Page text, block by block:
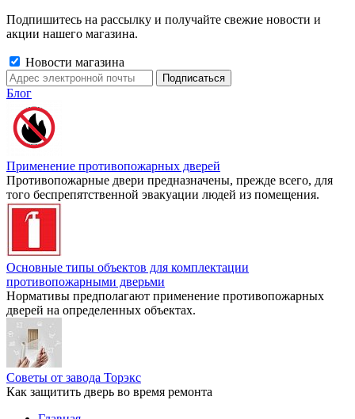
Подпишитесь на рассылку и получайте свежие новости и
акции нашего магазина.
Новости магазина
Блог
Применение противопожарных дверей
Противопожарные двери предназначены, прежде всего, для
того беспрепятственной эвакуации людей из помещения.
Основные типы объектов для комплектации
противопожарными дверьми
Нормативы предполагают применение противопожарных
дверей на определенных объектах.
Советы от завода Торэкс
Как защитить дверь во время ремонта